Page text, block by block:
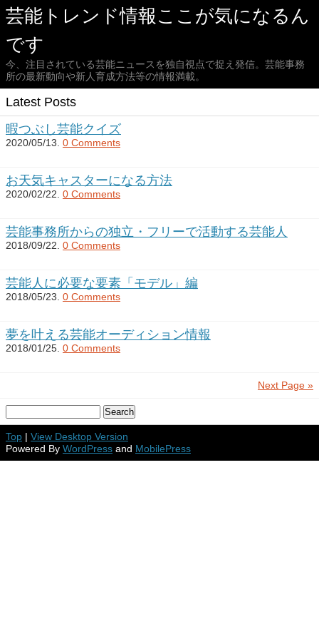
芸能トレンド情報ここが気になるん
です
今、注目されている芸能ニュースを独自視点で捉え発信。芸能事務
所の最新動向や新人育成方法等の情報満載。
Latest Posts
暇つぶし芸能クイズ
2020/05/13. 0 Comments
お天気キャスターになる方法
2020/02/22. 0 Comments
芸能事務所からの独立・フリーで活動する芸能人
2018/09/22. 0 Comments
芸能人に必要な要素「モデル」編
2018/05/23. 0 Comments
夢を叶える芸能オーディション情報
2018/01/25. 0 Comments
Next Page »
Top | View Desktop Version
Powered By WordPress and MobilePress